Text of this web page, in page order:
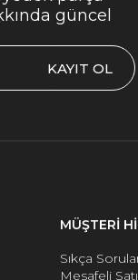
güncel
KAYIT OL
MÜŞTERİ
Sıkça
Mesafeli